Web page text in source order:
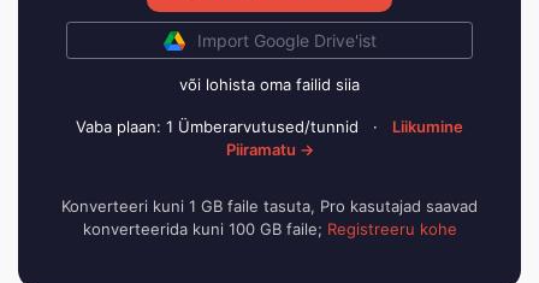
Import Google Drive'ist
või lohista oma failid siia
Vaba plaan: 1 Ümberarvutused/tunnid ·
Liikumine
Piiramatu →
Konverteeri kuni 1 GB faile tasuta, Pro kasutajad saavad
konverteerida kuni 100 GB faile; Registreeru kohe